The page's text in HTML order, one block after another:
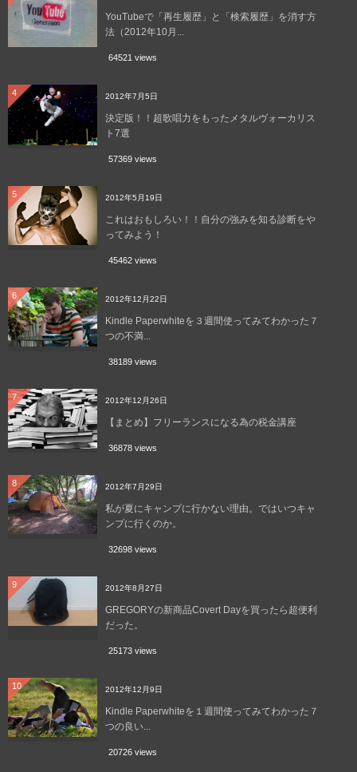
YouTubeで「再生履歴」と「検索履歴」を消す方
法（2012年10月...
64521 views
4 2012年7月5日
決定版！！超歌唱力をもったメタルヴォーカリス
ト7選
57369 views
5 2012年5月19日
これはおもしろい！！自分の強みを知る診断をや
ってみよう！
45462 views
6 2012年12月22日
Kindle Paperwhiteを３週間使ってみてわかった７
つの不満...
38189 views
7 2012年12月26日
【まとめ】フリーランスになる為の税金講座
36878 views
8 2012年7月29日
私が夏にキャンプに行かない理由。ではいつキャ
ンプに行くのか。
32698 views
9 2012年8月27日
GREGORYの新商品Covert Dayを買ったら超便利
だった。
25173 views
10 2012年12月9日
Kindle Paperwhiteを１週間使ってみてわかった７
つの良い...
20726 views